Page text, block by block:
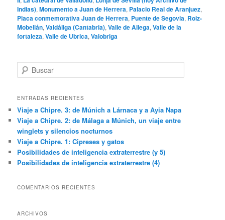
Indias),Monumento a Juan de Herrera, Palacio Real de Aranjuez,
Placa conmemorativa Juan de Herrera, Puente de Segovia, Roiz-
Mobellán,Valdáliga (Cantabria),Valle de Allega,Valle de la
fortaleza,Valle de Ubrica,Valobriga
u
c
r
ENTRADAS RECIENTES
Viaje a Chipre. 3: de Múnich a Lárnaca y a Ayia Napa
Viaje a Chipre. 2: de Málaga a Múnich, un viaje entre
winglets y silencios nocturnos
Viaje a Chipre. 1: Cipreses y gatos
Posibilidades de inteligencia extraterrestre (y 5)
Posibilidades de inteligencia extraterrestre (4)
COMENTARIOS RECIENTES
ARCHIVOS